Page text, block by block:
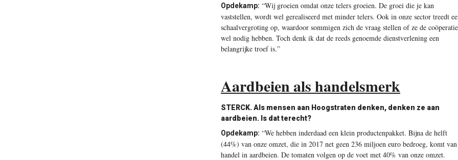
Opdekamp: “Wij groeien omdat onze telers groeien. De groei die je kan
vaststellen, wordt wel gerealiseerd met ­minder telers. Ook in onze sector treedt
schaalvergroting op, waardoor sommigen zich de vraag stellen of ze de coöperatie
wel nodig hebben. Toch denk ik dat de reeds genoemde dienstverlening een
belangrijke troef is.”
Aardbeien als handelsmerk
STERCK. Als mensen aan Hoogstraten denken, denken ze aan
aardbeien. Is dat terecht?
Opdekamp: “We hebben inderdaad een klein productenpakket. Bijna de helft
(44%) van onze omzet, die in 2017 net geen 236 miljoen euro bedroeg, komt
handel in aardbeien. De tomaten volgen op de voet met 40% van onze omzet.